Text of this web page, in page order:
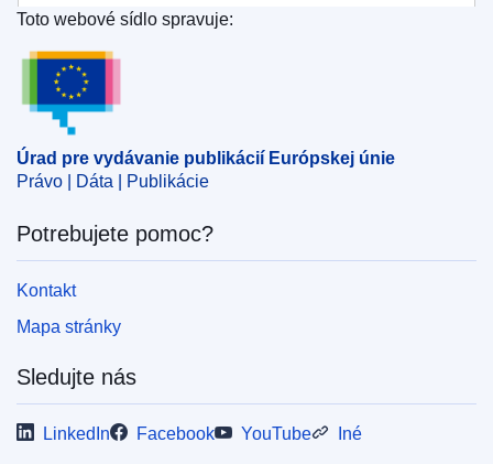
CELEX : C/2024/02115
ELI :C/2024/2115/oj
IMMC : P8_CR(2016)11-24
pdfa2a
Úrad pre vydávanie publikácií Európskej únie
Toto webové sídlo spravuje:
Úrad pre vydávanie publikácií Európskej únie
Právo | Dáta | Publikácie
Potrebujete pomoc?
Kontakt
Mapa stránky
Sledujte nás
LinkedIn Facebook YouTube Iné